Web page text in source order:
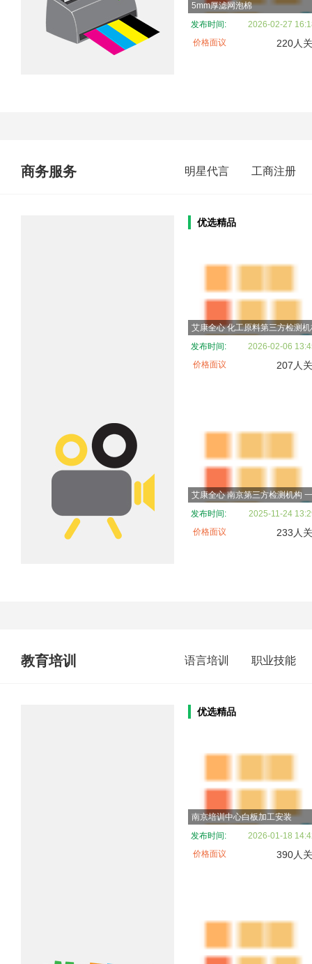
5mm厚滤网泡棉
发布时间:
2026-02-27
价格面议
220人
商务服务 明星代言 工商注册
优选精品
发布时间:
2026-02-06
价格面议
207人
发布时间:
2025-11-24
价格面议
233人
教育培训 语言培训 职业技能
优选精品
南京培训中心白板加工安装
发布时间:
2026-01-18
价格面议
390人